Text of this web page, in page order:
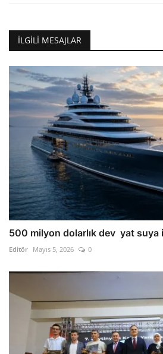
İLGILI MESAJLAR
500 milyon dolarlık dev yat suya
Editör Mayıs 5, 2026 0